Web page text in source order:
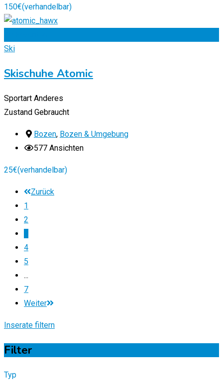
150€(verhandelbar)
Ski
Skischuhe Atomic
Sportart Anderes
Zustand Gebraucht
Bozen, Bozen & Umgebung
577 Ansichten
25€(verhandelbar)
Zurück
1
2
4
5
...
7
Weiter
Inserate filtern
Filter
Typ